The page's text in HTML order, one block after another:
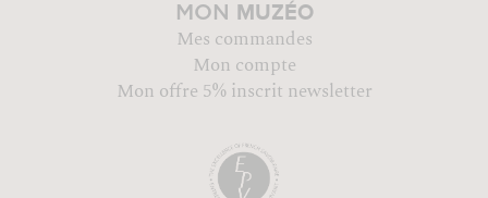
MON MUZÉO
Mes commandes
Mon compte
Mon offre 5% inscrit newsletter